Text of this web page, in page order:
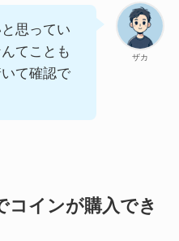
ザカ
思ってい
てことも
て確認で
コインが購入でき